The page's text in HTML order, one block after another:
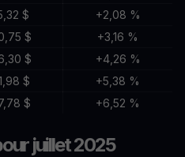
$
+2,08 %
$
+3,16 %
$
+4,26 %
$
+5,38 %
$ +6,52 %
juillet 2025